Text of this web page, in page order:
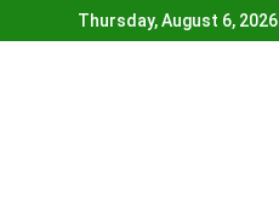
to
Thursday, August 6, 2026